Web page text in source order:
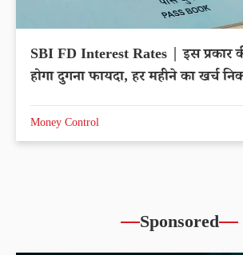
SBI FD Interest Rates | इस प्रकार
होगा दुगना फायदा, हर महीने का खर्च
Money Control
Sponsored